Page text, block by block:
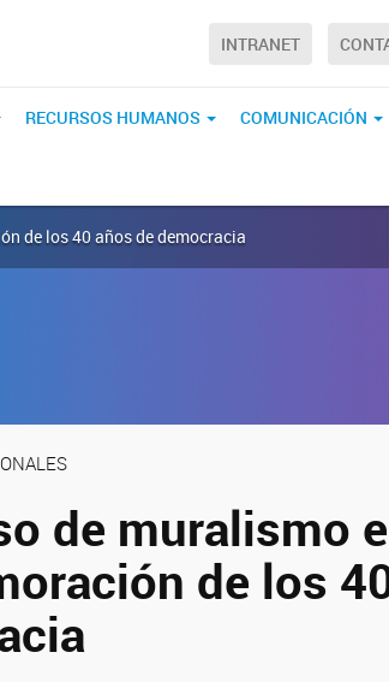
INTRANET
RECURSOS HUMANOS COMUNICACIÓN
de los 40 años de democracia
de muralismo
de los